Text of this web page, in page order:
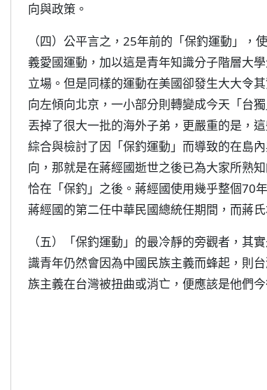
向與政策。
（四）公平言之，25年前的「保釣運動」
義愛國運動，加以這是青年知識分子階層大
立場。但是同樣的運動在美國卻發生大大令
向左傾向北京，一小部分則轉變成今天「台
丟掉了很大一批的海外子弟，更嚴重的是，
綜合與檢討了因「保釣運動」而導致的在島
向，那就是在蔣經國逝世之後已為大家所熟
恰在「保釣」之後。蔣經國使用幾乎整個70
蔣經國的第二任中華民國總統任期間，而蔣
（五）「保釣運動」的最冷靜的旁觀者，其
識青年仍然會因為中國民族主義而蜂起，則
族主義在台灣被扭曲或消亡，便應該是他們